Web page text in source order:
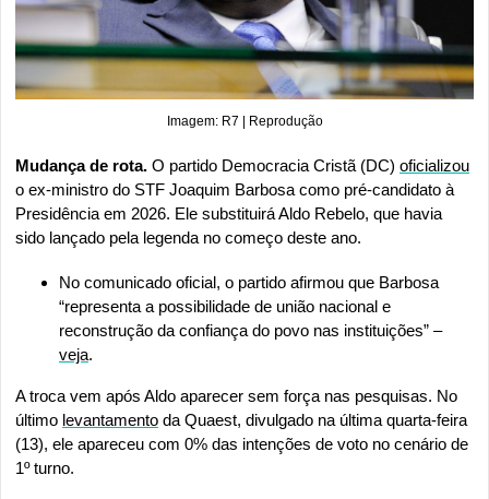
Imagem: R7 | Reprodução
Mudança de rota. O partido Democracia Cristã (DC) oficializou
o ex-ministro do STF Joaquim Barbosa como pré-candidato à
Presidência em 2026. Ele substituirá Aldo Rebelo, que havia
sido lançado pela legenda no começo deste ano.
No comunicado oficial, o partido afirmou que Barbosa
“representa a possibilidade de união nacional e
reconstrução da confiança do povo nas instituições” –
veja.
A troca vem após Aldo aparecer sem força nas pesquisas. No
último levantamento da Quaest, divulgado na última quarta-feira
(13), ele apareceu com 0% das intenções de voto no cenário de
1º turno.